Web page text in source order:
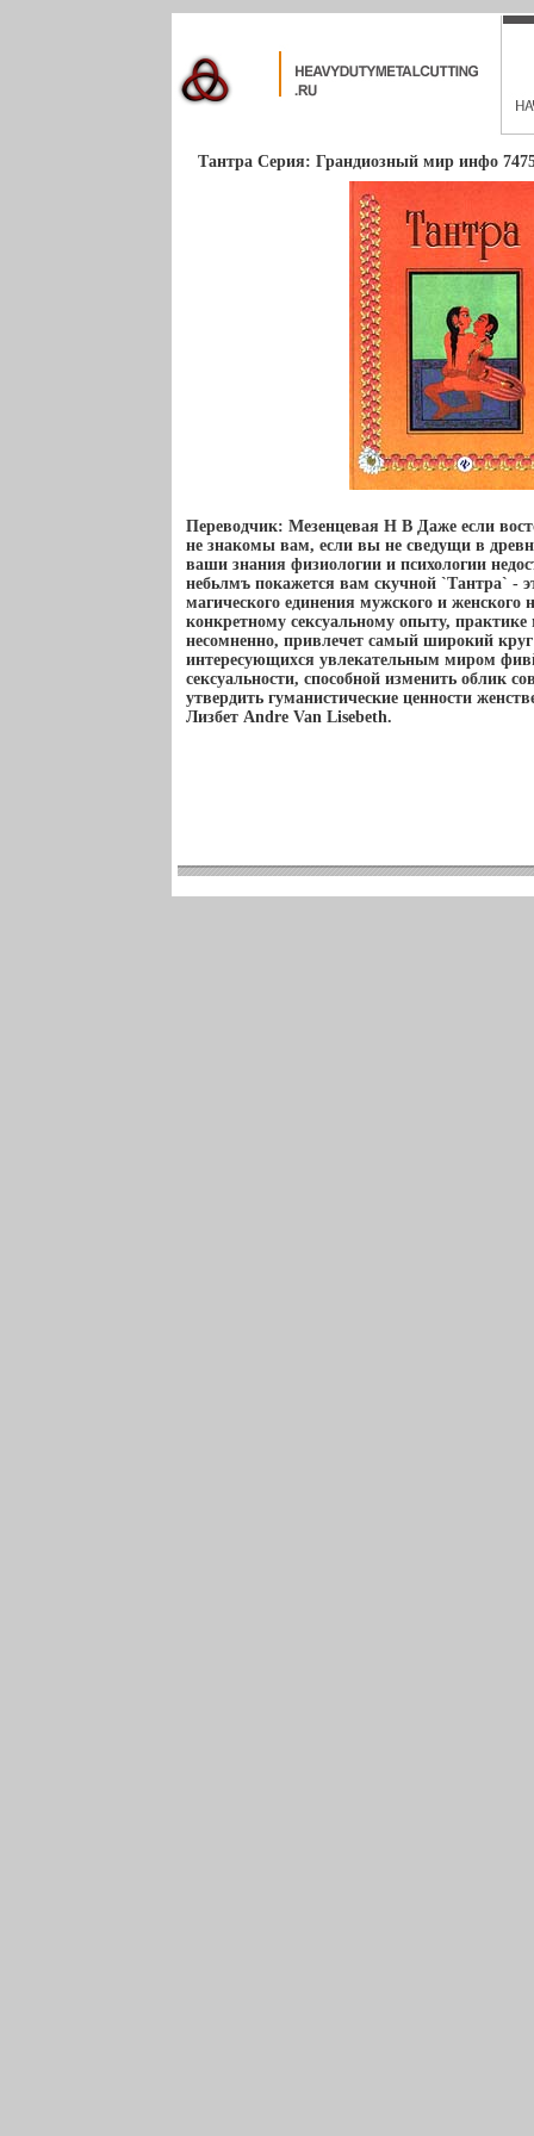
Тантра Серия: Грандиозный мир инфо
Переводчик: Мезенцевая Н В Даже если
не знакомы вам, если вы не сведущи в
ваши знания физиологии и психологии
небьлмъ покажется вам скучной `Тантра` -
магического единения мужского и женского
конкретному сексуальному опыту,
несомненно, привлечет самый широкий круг
интересующихся увлекательным миром
сексуальности, способной изменить облик
утвердить гуманистические ценности
Лизбет Andre Van Lisebeth.